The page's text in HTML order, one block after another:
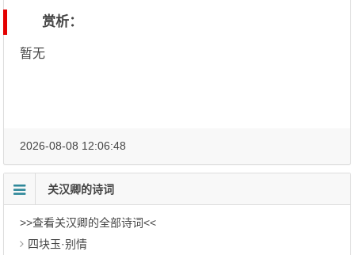
赏析：
暂无
2026-08-08 12:06:48
关汉卿的诗词
>>查看关汉卿的全部诗词<<
四块玉·别情